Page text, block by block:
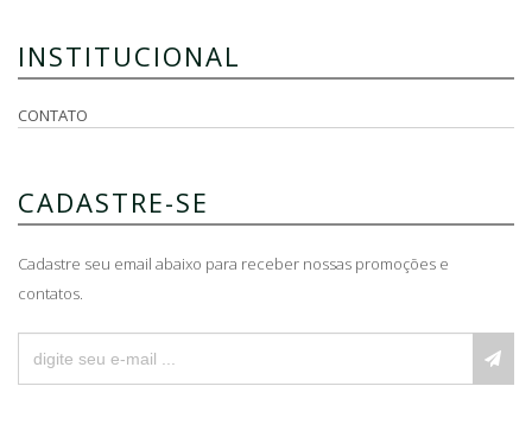
INSTITUCIONAL
CONTATO
CADASTRE-SE
Cadastre seu email abaixo para receber nossas promoções e
contatos.